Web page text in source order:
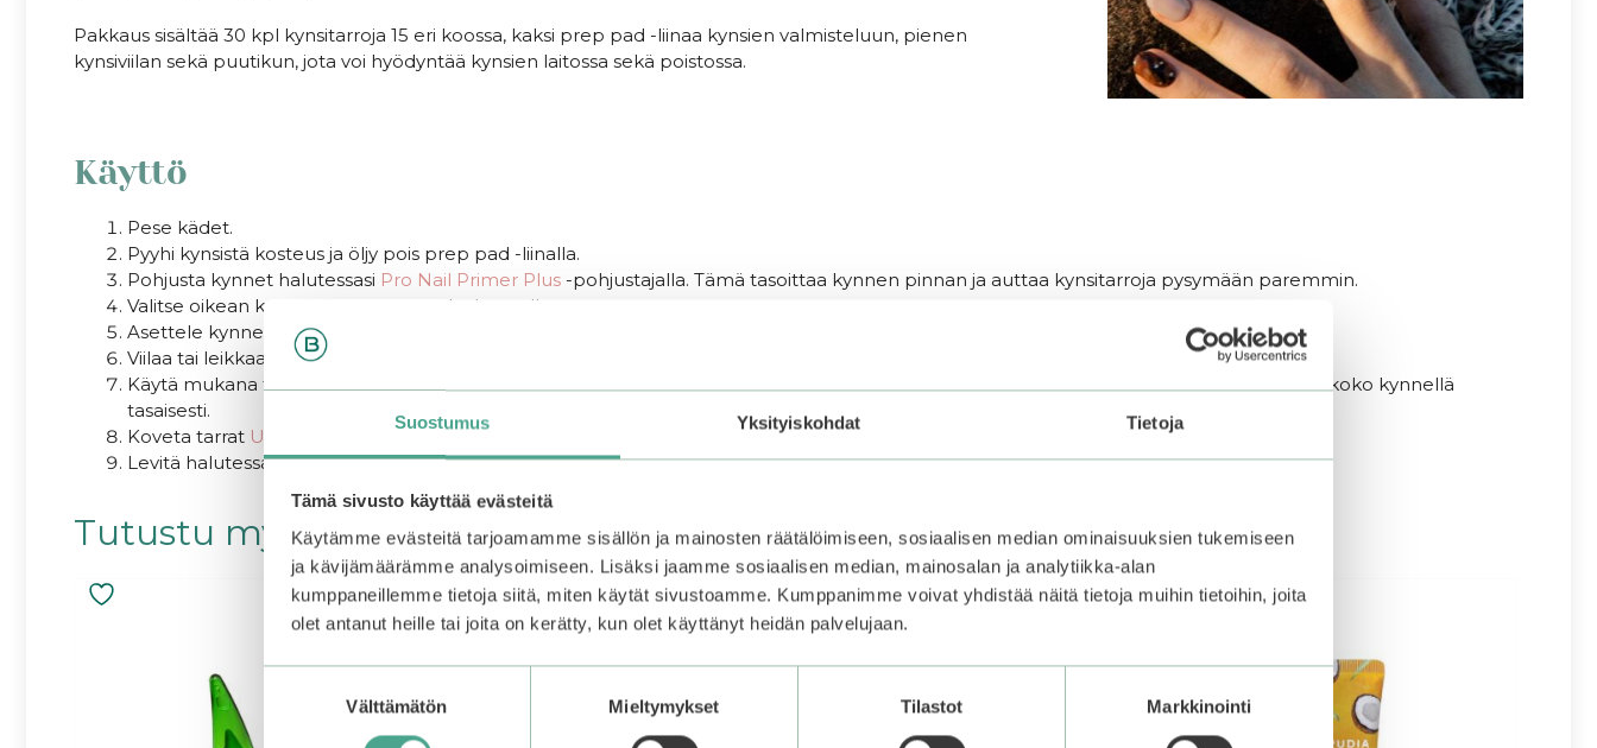
Suostumus Yksityiskohdat Tietoja
Tämä sivusto käyttää evästeitä
Käytämme evästeitä tarjoamamme sisällön ja mainosten räätälöimiseen, sosiaalisen median ominaisuuksien tukemiseen
ja kävijämäärämme analysoimiseen. Lisäksi jaamme sosiaalisen median, mainosalan ja analytiikka-alan
kumppaneillemme tietoja siitä, miten käytät sivustoamme. Kumppanimme voivat yhdistää näitä tietoja muihin tietoihin, joita
olet antanut heille tai joita on kerätty, kun olet käyttänyt heidän palvelujaan.
Välttämätön Mieltymykset Tilastot Markkinointi
Pakkaus sisältää 30 kpl kynsitarroja 15 eri koossa, kaksi prep pad -liinaa kynsien valmisteluun, pienen
kynsiviilan sekä puutikun, jota voi hyödyntää kynsien laitossa sekä poistossa.
Käyttö
Pese kädet.
Pyyhi kynsistä kosteus ja öljy pois prep pad -liinalla.
Pohjusta kynnet halutessasi Pro Nail Primer Plus -pohjustajalla. Tämä tasoittaa kynnen pinnan ja auttaa kynsitarroja pysymään paremmin.
Valitse oikean kokoiset kynsitarrat joka kynnelle.
Asettele kynnen päälle ja paina tarra tiukasti kynttä vasten.
Viilaa tai leikkaa ylimääräinen tarra pois kynnen päästä ja muotoile.
Käytä mukana tullutta puutikkua tai ohoranPro Easy Dual Stick-apuvälinettä painelemaan tarran reunat kiinni, jotta tarra on varmasti koko kynnellä
tasaisesti.
Koveta tarrat UV-lampun
alla 1-3 kertaa.
Levitä halutessasi vieläpäällyslakkaja koveta se 1-3 kertaa. Tämä takaa kynsitarrojen pysyvyyden ja tuo kauniin kiillon kynsien päälle!
Tutustu myös